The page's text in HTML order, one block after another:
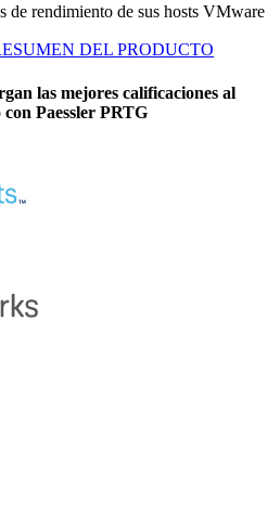
de rendimiento de sus hosts VMware
DEL PRODUCTO
las mejores calificaciones al
Paessler PRTG